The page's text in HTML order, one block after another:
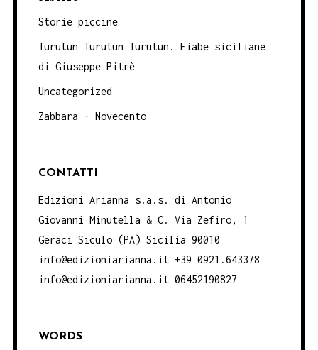
Storie piccine
Turutun Turutun Turutun. Fiabe siciliane
di Giuseppe Pitrè
Uncategorized
Zabbara - Novecento
CONTATTI
Edizioni Arianna s.a.s. di Antonio
Giovanni Minutella & C. Via Zefiro, 1
Geraci Siculo (PA) Sicilia 90010
info@edizioniarianna.it +39 0921.643378
info@edizioniarianna.it 06452190827
WORDS